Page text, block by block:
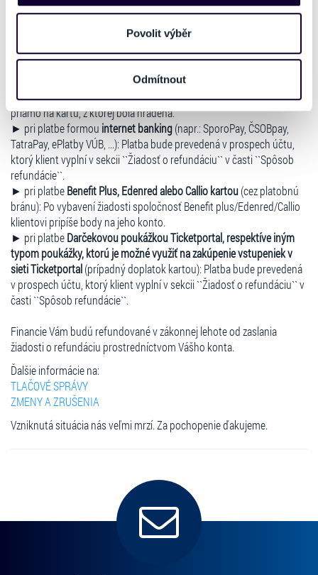
používáme např. k analýze návštěvnosti webu nebo k
personalizaci obsahu a reklam. Tyto informace můžeme
a analýzy. Partneři tyto údaje mohou zkombinovat s
dalšími informacemi, které jste jim poskytli nebo které
získali v důsledku toho, že používáte jejich služby. Jaké
typy cookies používáme, naleznete níže. Možnosti
zpracování upravíte zaškrtnutím příslušné varianty. Svoji
volbu můžete kdykoliv změnit v zápatí stránky v záložce
„Cookies a jejich nastavení“.
Povolit výběr
Odmítnout
vstupenky zaslané kuriérom je nutné ich doručiť najneskôrdo
17.12.2025na adresu Ticketportal SK s.r.o., Kalinčiakova 33, 831 04
Osobitné podmienky pre žiadosti o refundáciu podľa spôsobu
► pri platbe formouCARDPAY(platba kartou): Platba bude vrátená
priamo na kartu, z ktorej bola hradená.
► pri platbe formou internet banking(napr.: SporoPay, ČSOBpay,
TatraPay, ePlatby VÚB, ...): Platba bude prevedená v prospech účtu,
ktorý klient vyplní v sekcii ``Žiadosť o refundáciu`` v časti ``Spôsob
refundácie``.
► pri platbeBenefit Plus, Edenred alebo Callio kartou(cez platobnú
bránu): Po vybavení žiadosti spoločnosť Benefit plus/Edenred/Callio
klientovi pripíše body na jeho konto.
► pri platbeDarčekovou poukážkou Ticketportal, respektíve iným
typom poukážky, ktorú je možné využiť na zakúpenie vstupeniek v
sieti Ticketportal(prípadný doplatok kartou): Platba bude prevedená
v prospech účtu, ktorý klient vyplní v sekcii ``Žiadosť o refundáciu`` v
časti ``Spôsob refundácie``.
Financie Vám budú refundované v zákonnej lehote od zaslania
žiadosti o refundáciu prostredníctvom Vášho konta.
Ďalšie informácie na:
TLAČOVÉ SPRÁVY
ZMENY A ZRUŠENIA
Vzniknutá situácia nás veľmi mrzí. Za pochopenie ďakujeme.